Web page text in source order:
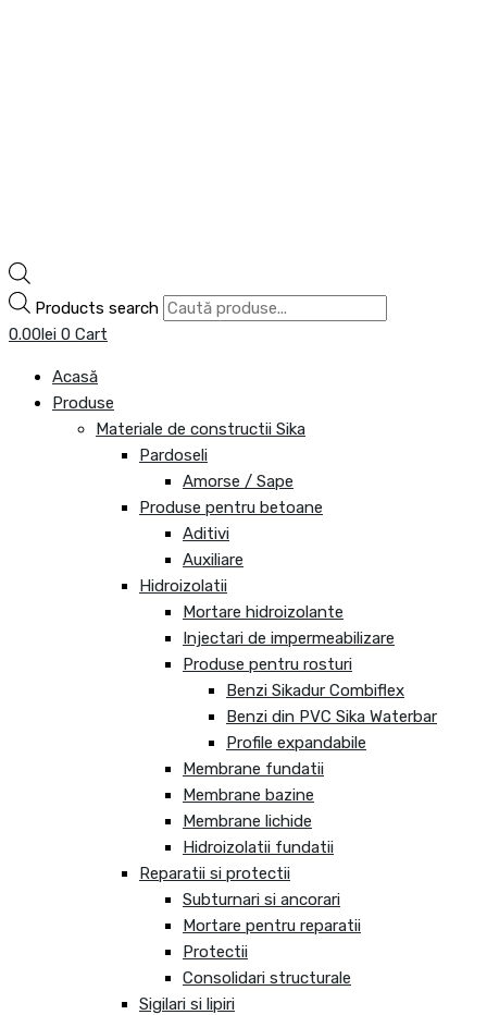
Products search
0.00lei 0 Cart
Acasă
Produse
Materiale de constructii Sika
Pardoseli
Amorse / Sape
Produse pentru betoane
Aditivi
Auxiliare
Hidroizolatii
Mortare hidroizolante
Injectari de impermeabilizare
Produse pentru rosturi
Benzi Sikadur Combiflex
Benzi din PVC Sika Waterbar
Profile expandabile
Membrane fundatii
Membrane bazine
Membrane lichide
Hidroizolatii fundatii
Reparatii si protectii
Subturnari si ancorari
Mortare pentru reparatii
Protectii
Consolidari structurale
Sigilari si lipiri